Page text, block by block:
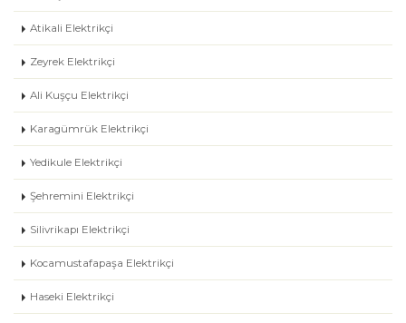
Atikali Elektrikçi
Zeyrek Elektrikçi
Ali Kuşçu Elektrikçi
Karagümrük Elektrikçi
Yedikule Elektrikçi
Şehremini Elektrikçi
Silivrikapı Elektrikçi
Kocamustafapaşa Elektrikçi
Haseki Elektrikçi